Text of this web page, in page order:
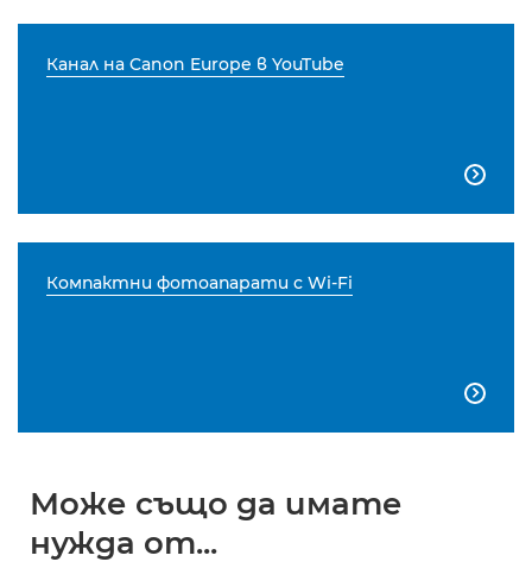
Канал на Canon Europe в YouTube

Компактни фотоапарати с Wi-Fi

Може също да имате
нужда от...